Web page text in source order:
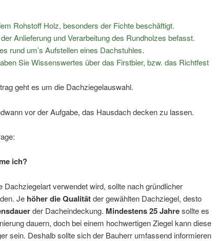
Rohstoff Holz, besonders der Fichte beschäftigt.
Anlieferung und Verarbeitung des Rundholzes befasst.
rund um’s Aufstellen eines Dachstuhles.
Sie Wissenswertes über das Firstbier, bzw. das Richtfest
geht es um die Dachziegelauswahl.
vor der Aufgabe, das Hausdach decken zu lassen.
ich?
Dachziegelart verwendet wird, sollte nach gründlicher
Je höher die Qualitätder gewählten Dachziegel, desto
der Dacheindeckung. Mindestens 25 Jahresollte es
dauern, doch bei einem hochwertigen Ziegel kann diese
sein. Deshalb sollte sich der Bauherr umfassend informieren